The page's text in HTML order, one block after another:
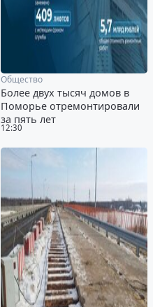
12:30
Общество
Более двух тысяч домов в
Поморье отремонтировали
за пять лет